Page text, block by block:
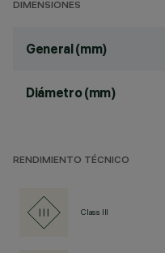
DIMENSIONES
General (mm)
Diámetro (mm)
RENDIMIENTO TÉCNICO
Class III